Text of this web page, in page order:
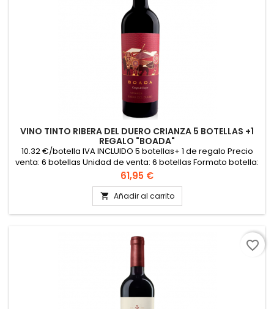
VINO TINTO RIBERA DEL DUERO CRIANZA 5 BOTELLAS +1
REGALO "BOADA"
10.32 €/botella IVA INCLUIDO 5 botellas+ 1 de regalo Precio
venta: 6 botellas Unidad de venta: 6 botellas Formato botella:
75 Cl Formato caja: 6 botellas PINCHAR AQUÍ PARA VER FICHA
TÉCNICA
Precio
61,95 €
 Añadir al carrito
favorite_border